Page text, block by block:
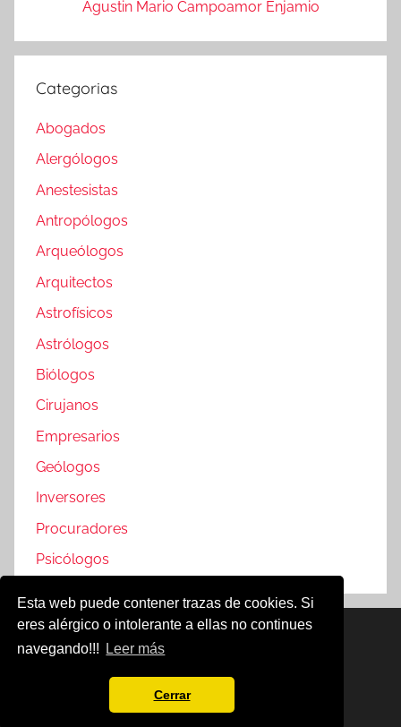
Esta web puede contener trazas de cookies. Si
eres alérgico o intolerante a ellas no continues
navegando!!!
Leer más
Cerrar
Agustin Mario Campoamor Enjamio
Categorias
Abogados
Alergólogos
Anestesistas
Antropólogos
Arqueólogos
Arquitectos
Astrofísicos
Astrólogos
Biólogos
Cirujanos
Empresarios
Geólogos
Inversores
Procuradores
Psicólogos
Famosos @2019
Política de Cookies